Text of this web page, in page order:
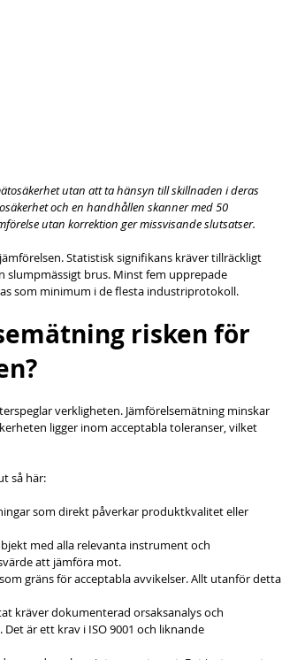
utan att ta hänsyn till skillnaden i deras
och en handhållen skanner med 50
utan korrektion ger missvisande slutsatser.
Statistisk signifikans kräver tillräckligt
slumpmässigt brus. Minst fem upprepade
som minimum i de flesta industriprotokoll.
risken för
verkligheten. Jämförelsemätning minskar
ligger inom acceptabla toleranser, vilket
så här:
som direkt påverkar produktkvalitet eller
med alla relevanta instrument och
att jämföra mot.
gräns för acceptabla avvikelser. Allt utanför detta
kräver dokumenterad orsaksanalys och
är ett krav i ISO 9001 och liknande